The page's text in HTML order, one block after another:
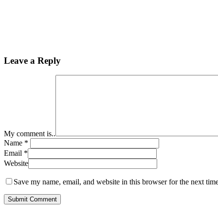
Leave a Reply
My comment is..
Name *
Email *
Website
Save my name, email, and website in this browser for the next